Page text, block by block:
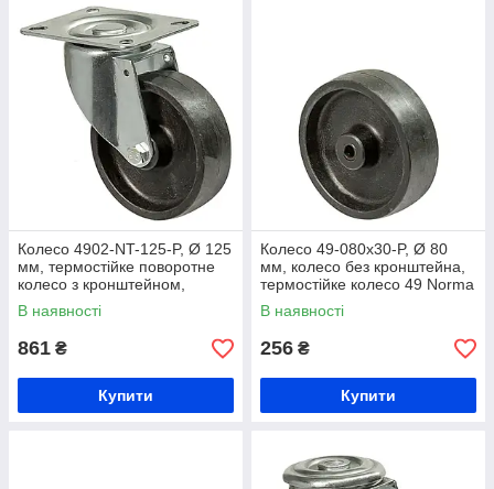
Колесо 4902-NT-125-P, Ø 125
мм, термостійке поворотне
колесо з кронштейном,
колесо в пекарню, колесо в
харчопереробний цех
В наявності
861 ₴
Купити
Колесо 49-080х30-P, Ø 80
мм, колесо без кронштейна,
термостійке колесо 49 Norma
Term, жаростійке колесо з
термопластичного сплаву
В наявності
256 ₴
Купити